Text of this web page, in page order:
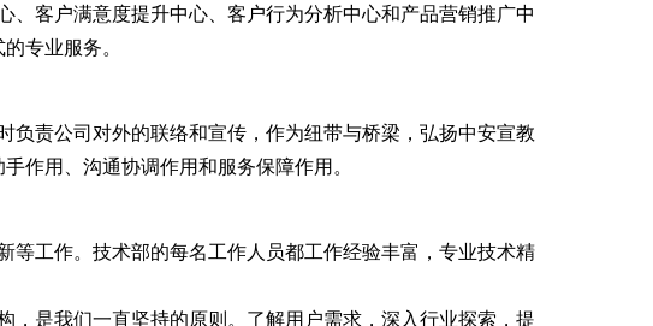
客户满意度提升中心、客户行为分析中心和产品营销推广中
专业服务。
责公司对外的联络和宣传，作为纽带与桥梁，弘扬中安宣教
作用、沟通协调作用和服务保障作用。
工作。技术部的每名工作人员都工作经验丰富，专业技术精
是我们一直坚持的原则。了解用户需求，深入行业探索，提